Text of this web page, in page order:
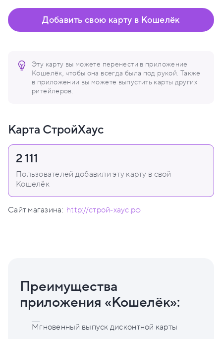
Эту карту вы можете перенести в приложение
Кошелёк, чтобы она всегда была под рукой. Также
в приложении вы можете выпустить карты других
ритейлеров.
Добавить свою карту в Кошелёк
Карта СтройХаус
2 111
Пользователей добавили эту карту в свой
Кошелёк
Сайт магазина: http://строй-хаус.рф
Преимущества
приложения «Кошелёк»:
Мгновенный выпуск дисконтной карты